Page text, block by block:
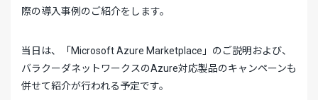
際の導入事例のご紹介をします。
当日は、「Microsoft Azure Marketplace」のご説明および、
バラクーダネットワークスのAzure対応製品のキャンペーンも
併せて紹介が行われる予定です。